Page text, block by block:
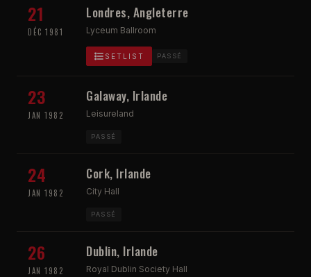
21
DÉC 1981
Londres, Angleterre
Lyceum Ballroom
SETLIST PASSÉ
23
JAN 1982
Galaway, Irlande
Leisureland
PASSÉ
24
JAN 1982
Cork, Irlande
City Hall
PASSÉ
26
JAN 1982
Dublin, Irlande
Royal Dublin Society Hall